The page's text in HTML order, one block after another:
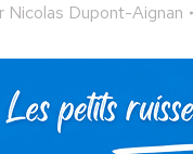
Nicolas Dupont-Aignan
cet article
PartagerPartager